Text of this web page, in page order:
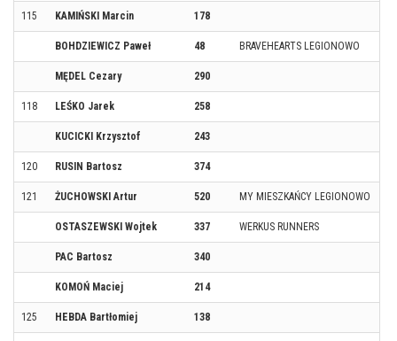
115 KAMIŃSKI Marcin 178
BOHDZIEWICZ Paweł 48 BRAVEHEARTS LEGIONOWO
MĘDEL Cezary 290
118 LEŚKO Jarek 258
KUCICKI Krzysztof 243
120 RUSIN Bartosz 374
121 ŻUCHOWSKI Artur 520 MY MIESZKAŃCY LEGIONOWO
OSTASZEWSKI Wojtek 337 WERKUS RUNNERS
PAC Bartosz 340
KOMOŃ Maciej 214
125 HEBDA Bartłomiej 138